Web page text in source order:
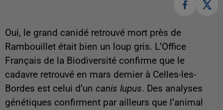
Oui, le grand canidé retrouvé mort près de
Rambouillet était bien un loup gris. L’Office
Français de la Biodiversité confirme que le
cadavre retrouvé en mars dernier à Celles-les-
Bordes est celui d’un canis lupus. Des analyses
génétiques confirment par ailleurs que l’animal